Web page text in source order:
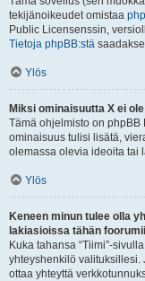
tekijänoikeudet omistaa
Public Licensenssin,
Tietoja phpBB:stä
Ylös
Miksi ominaisuutta X ei
Tämä ohjelmisto on phpBB
ominaisuus tulisi lisätä,
olemassa olevia ideoita tai
Ylös
Keneen minun tulee olla
lakiasioissa tähän
Kuka tahansa “Tiimi”-
yhteyshenkilö valituksillesi.
ottaa yhteyttä